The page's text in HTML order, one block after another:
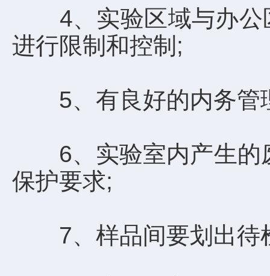
4、实验区域与办公
进行限制和控制;
5、有良好的内务管
6、实验室内产生的
保护要求;
7、样品间要划出待检